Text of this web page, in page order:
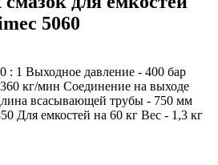
5060
: 1 Выходное давление - 400 бар
кг/мин Соединение на выходе
всасывающей трубы - 750 мм
Для емкостей на 60 кг Вес - 1,3 кг